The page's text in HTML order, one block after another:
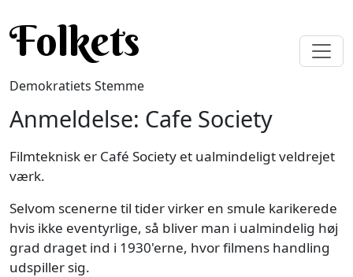
Folkets
Demokratiets Stemme
Anmeldelse: Cafe Society
Filmteknisk er Café Society et ualmindeligt veldrejet
værk.
Selvom scenerne til tider virker en smule karikerede
hvis ikke eventyrlige, så bliver man i ualmindelig høj
grad draget ind i 1930'erne, hvor filmens handling
udspiller sig.